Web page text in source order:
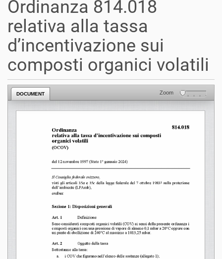
Ordinanza 814.018
relativa alla tassa
d’incentivazione sui
composti organici volatili
DOCUMENT Zoom